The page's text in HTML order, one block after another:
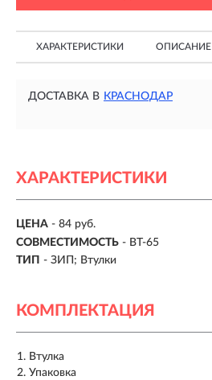
ХАРАКТЕРИСТИКИ ОПИСАНИЕ
ДОСТАВКА В КРАСНОДАР
ХАРАКТЕРИСТИКИ
ЦЕНА - 84 руб.
СОВМЕСТИМОСТЬ - BT-65
ТИП - ЗИП; Втулки
КОМПЛЕКТАЦИЯ
Втулка
Упаковка